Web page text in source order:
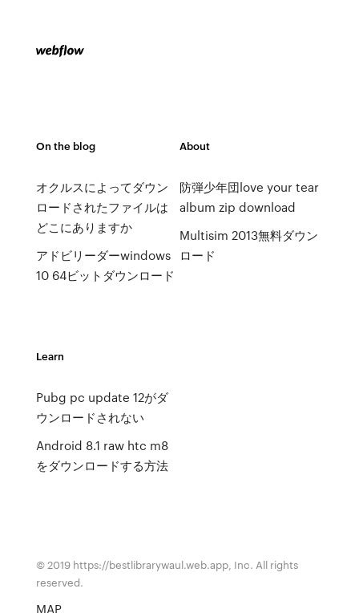
On the blog
オクルスによってダウン
ロードされたファイルは
どこにありますか
アドビリーダーwindows
10 64ビットダウンロード
About
防弾少年団love your tear
album zip download
Multisim 2013無料ダウン
ロード
Learn
Pubg pc update 12がダ
ウンロードされない
Android 8.1 raw htc m8
をダウンロードする方法
© 2019 https://bestlibrarywaul.web.app, Inc. All rights
reserved.
MAP